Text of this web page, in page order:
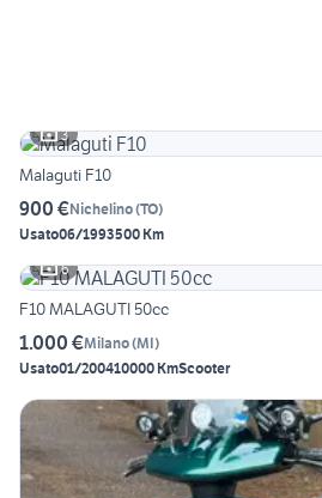
3
Malaguti F10
900 €Nichelino(TO)
Usato06/1993500 Km
6
F10 MALAGUTI 50cc
1.000 €Milano(MI)
Usato01/200410000 KmScooter